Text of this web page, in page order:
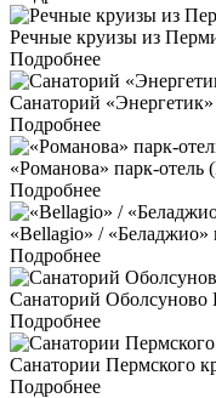
Речные круизы из
Подробнее
Санаторий «Энергетик»
Подробнее
«Романова» парк-отель
Подробнее
«Bellagio» / «Беладжио»
Подробнее
Санаторий Оболсуново
Подробнее
Санатории Пермского
Подробнее